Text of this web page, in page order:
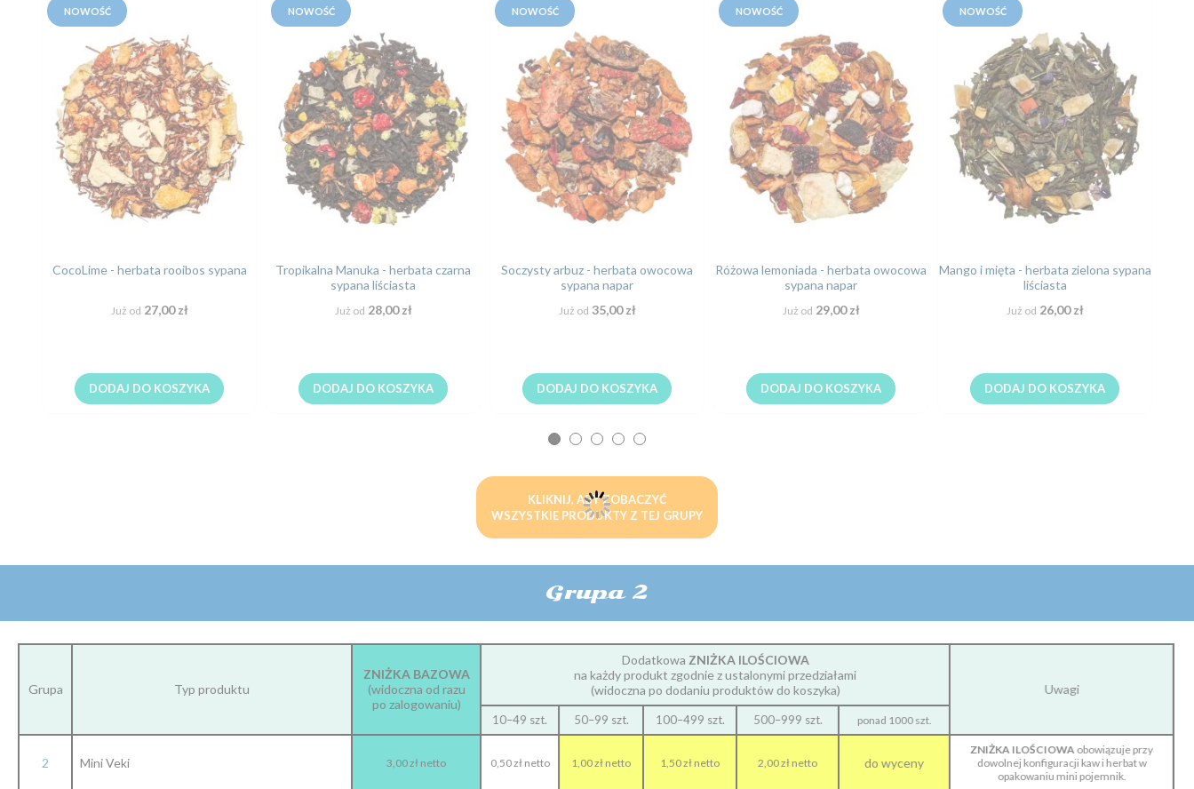
NOWOŚĆ
CocoLime - herbata rooibos sypana
Już od 27,00 zł
DODAJ DO KOSZYKA
NOWOŚĆ
Tropikalna Manuka - herbata czarna
sypana liściasta
Już od 28,00 zł
DODAJ DO KOSZYKA
NOWOŚĆ
Soczysty arbuz - herbata owocowa
sypana napar
Już od 35,00 zł
DODAJ DO KOSZYKA
NOWOŚĆ
Różowa lemoniada - herbata owocowa
sypana napar
Już od 29,00 zł
DODAJ DO KOSZYKA
NOWOŚĆ
Mango i mięta - herbata zielona sypana
liściasta
Już od 26,00 zł
DODAJ DO KOSZYKA
KLIKNIJ, ABY ZOBACZYĆ
WSZYSTKIE PRODUKTY Z TEJ GRUPY
Grupa 2
Grupa Typ produktu
ZNIŻKA BAZOWA
(widoczna od razu
po zalogowaniu)
Dodatkowa ZNIŻKA ILOŚCIOWA
na każdy produkt zgodnie z ustalonymi przedziałami
(widoczna po dodaniu produktów do koszyka) Uwagi
10–49 szt. 50–99 szt. 100–499 szt. 500–999 szt. ponad 1000 szt.
2 Mini Veki 3,00 zł netto 0,50 zł netto 1,00 zł netto 1,50 zł netto 2,00 zł netto do wyceny
ZNIŻKA ILOŚCIOWAobowiązuje przy
dowolnej konfiguracji kaw i herbat w
opakowaniu mini pojemnik.